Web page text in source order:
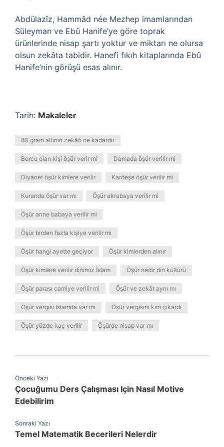
Abdülazîz, Hammâd née Mezhep imamlarından
Süleyman ve Ebû Hanife’ye göre toprak
ürünlerinde nisap şartı yoktur ve miktarı ne olursa
olsun zekâta tabidir. Hanefi fıkıh kitaplarında Ebû
Hanife’nin görüşü esas alınır.
Tarih: Makaleler
80 gram altının zekâtı ne kadardır
Borcu olan kişi öşür verir mi Damada öşür verilir mi
Diyanet öşür kimlere verilir Kardeşe öşür verilir mi
Kuranda öşür var mı Öşür akrabaya verilir mi
Öşür anne babaya verilir mi
Öşür birden fazla kişiye verilir mi
Öşür hangi ayette geçiyor Öşür kimlerden alınır
Öşür kimlere verilir dinimiz İslam Öşür nedir din kültürü
Öşür parası camiye verilir mi Öşür ve zekât aynı mı
Öşür vergisi İslamda var mı Öşür vergisini kim çıkardı
Öşür yüzde kaç verilir Öşürde nisap var mı
Önceki Yazı
Çocuğumu Ders Çalışması Için Nasıl Motive
Edebilirim
Sonraki Yazı
Temel Matematik Becerileri Nelerdir